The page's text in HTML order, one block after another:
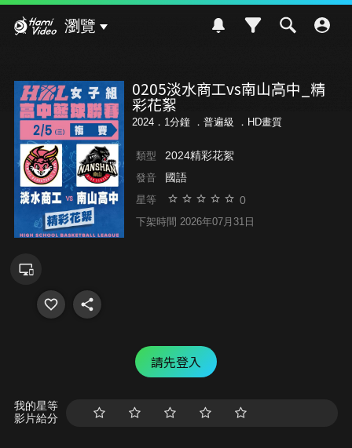
瀏覽
0205淡水商工vs南山高中_精
彩花絮
2024．1分鐘 ． 普遍級 ．HD畫質
類型 2024精彩花絮
發音 國語
星等 0
下架時間 2026年07月31日
請先登入
我的星等
影片給分